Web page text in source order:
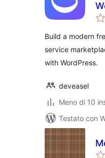
Build a modern
service
with WordPress.
deveasel
Meno di 10
Testato con